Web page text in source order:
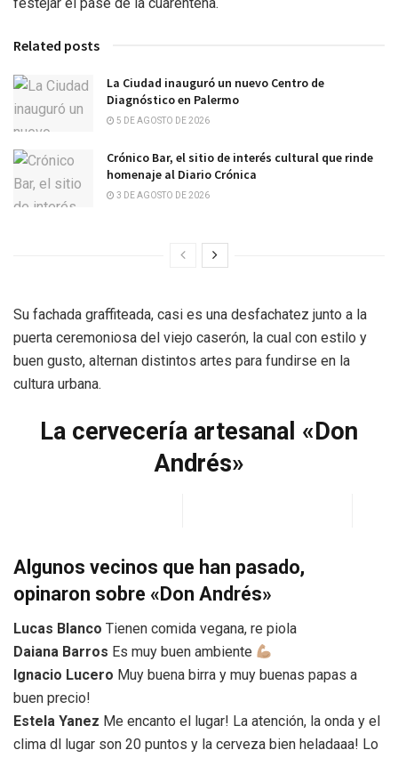
Related posts
La Ciudad inauguró un nuevo Centro de
Diagnóstico en Palermo
5 DE AGOSTO DE 2026
Crónico Bar, el sitio de interés cultural que rinde
homenaje al Diario Crónica
3 DE AGOSTO DE 2026
Su fachada graffiteada, casi es una desfachatez junto a la
puerta ceremoniosa del viejo caserón, la cual con estilo y
buen gusto, alternan distintos artes para fundirse en la
cultura urbana.
La cervecería artesanal «Don
Andrés»
Algunos vecinos que han pasado,
opinaron sobre «Don Andrés»
Lucas Blanco Tienen comida vegana, re piola
Daiana Barros Es muy buen ambiente
Ignacio Lucero Muy buena birra y muy buenas papas a
buen precio!
Estela Yanez Me encanto el lugar! La atención, la onda y el
clima dl lugar son 20 puntos y la cerveza bien heladaaa! Lo